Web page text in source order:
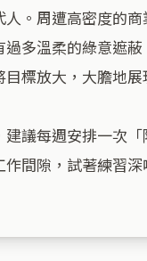
。周遭高密度的
多溫柔的綠意遮
標放大，大膽地
議每週安排一次
間隙，試著練習